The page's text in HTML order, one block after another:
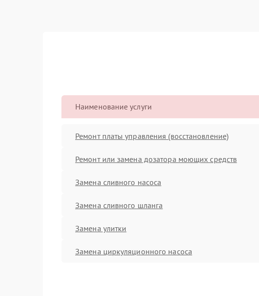
Наименование услуги
Ремонт платы управления (восстановление)
Ремонт или замена дозатора моющих средств
Замена сливного насоса
Замена сливного шланга
Замена улитки
Замена циркуляционного насоса